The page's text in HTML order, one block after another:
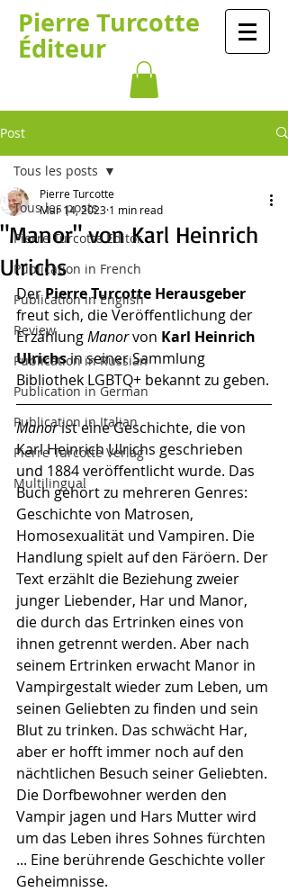
Pierre Turcotte
Éditeur
Post
Tous les posts
Pierre Turcotte Editor
Publication in French
Publication in English
Review
Publication in Russian
Publication in German
Publication in Italian
Pierre Turcotte Verlag
Multilingual
Tous les posts
"Manor" von Karl Heinrich
Ulrichs
Pierre Turcotte
Mar 14, 2023 1 min read
Der Pierre Turcotte Herausgeber
freut sich, die Veröffentlichung der
Erzählung Manor von Karl Heinrich
Ulrichs in seiner Sammlung
Bibliothek LGBTQ+ bekannt zu geben.
Manor ist eine Geschichte, die von
Karl Heinrich Ulrichs geschrieben
und 1884 veröffentlicht wurde. Das
Buch gehört zu mehreren Genres:
Geschichte von Matrosen,
Homosexualität und Vampiren. Die
Handlung spielt auf den Färöern. Der
Text erzählt die Beziehung zweier
junger Liebender, Har und Manor,
die durch das Ertrinken eines von
ihnen getrennt werden. Aber nach
seinem Ertrinken erwacht Manor in
Vampirgestalt wieder zum Leben, um
seinen Geliebten zu finden und sein
Blut zu trinken. Das schwächt Har,
aber er hofft immer noch auf den
nächtlichen Besuch seiner Geliebten.
Die Dorfbewohner werden den
Vampir jagen und Hars Mutter wird
um das Leben ihres Sohnes fürchten
... Eine berührende Geschichte voller
Geheimnisse.